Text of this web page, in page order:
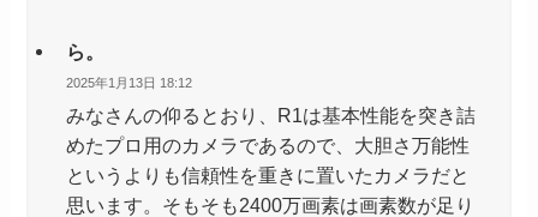
ら。
2025年1月13日 18:12
みなさんの仰るとおり、R1は基本性能を突き詰
めたプロ用のカメラであるので、大胆さ万能性
というよりも信頼性を重きに置いたカメラだと
思います。そもそも2400万画素は画素数が足り